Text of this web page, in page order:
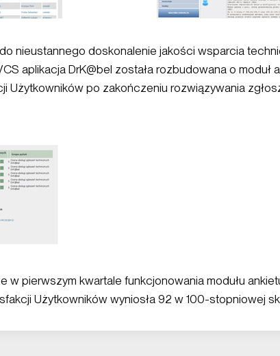
nieustannego doskonalenie jakości wsparcia
aplikacja DrK@bel została rozbudowana o moduł
Użytkowników po zakończeniu rozwiązywania
w pierwszym kwartale funkcjonowania modułu
Użytkowników wyniosła 92 w 100-stopniowej